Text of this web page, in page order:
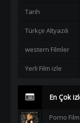
Tarih
Türkçe Altyazılı
western Filmler
Yerli Film izle
En Çok